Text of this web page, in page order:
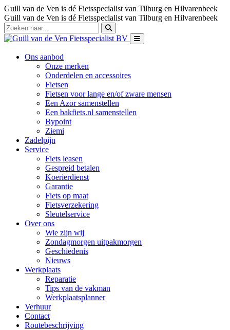
Guill van de Ven is dé Fietsspecialist van Tilburg en Hilvarenbeek
Guill van de Ven is dé Fietsspecialist van Tilburg en Hilvarenbeek
Ons aanbod
Onze merken
Onderdelen en accessoires
Fietsen
Fietsen voor lange en/of zware mensen
Een Azor samenstellen
Een bakfiets.nl samenstellen
Bypoint
Ziemi
Zadelpijn
Service
Fiets leasen
Gespreid betalen
Koerierdienst
Garantie
Fiets op maat
Fietsverzekering
Sleutelservice
Over ons
Wie zijn wij
Zondagmorgen uitpakmorgen
Geschiedenis
Nieuws
Werkplaats
Reparatie
Tips van de vakman
Werkplaatsplanner
Verhuur
Contact
Routebeschrijving